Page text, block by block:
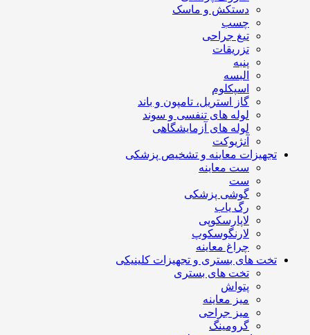
دستکش و ماسک
چسب
تیغ جراحی
تزریقات
پنبه
البسه
اسپکلوم
گاز استریل، تامپون و باند
لوله های تنفسی و سوند
لوله های آزمایشگاهی
آنژیوکت
تجهیزات معاینه و تشخیص پزشکی
ست معاینه
ست
گوشی پزشکی
رگ یاب
لاپارسکوپی
لارنگوسکوپ
چراغ معاینه
تخت های بستری و تجهیزات کلینیکی
تخت های بستری
پتواش
میز معاینه
میز جراحی
گرومینگ